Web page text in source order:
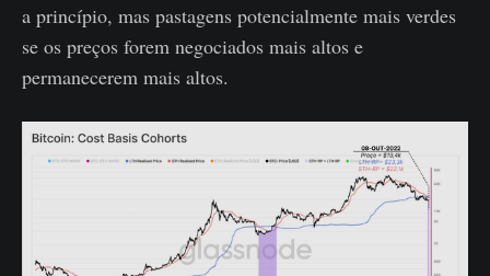
a princípio, mas pastagens potencialmente mais verdes
se os preços forem negociados mais altos e
permanecerem mais altos.